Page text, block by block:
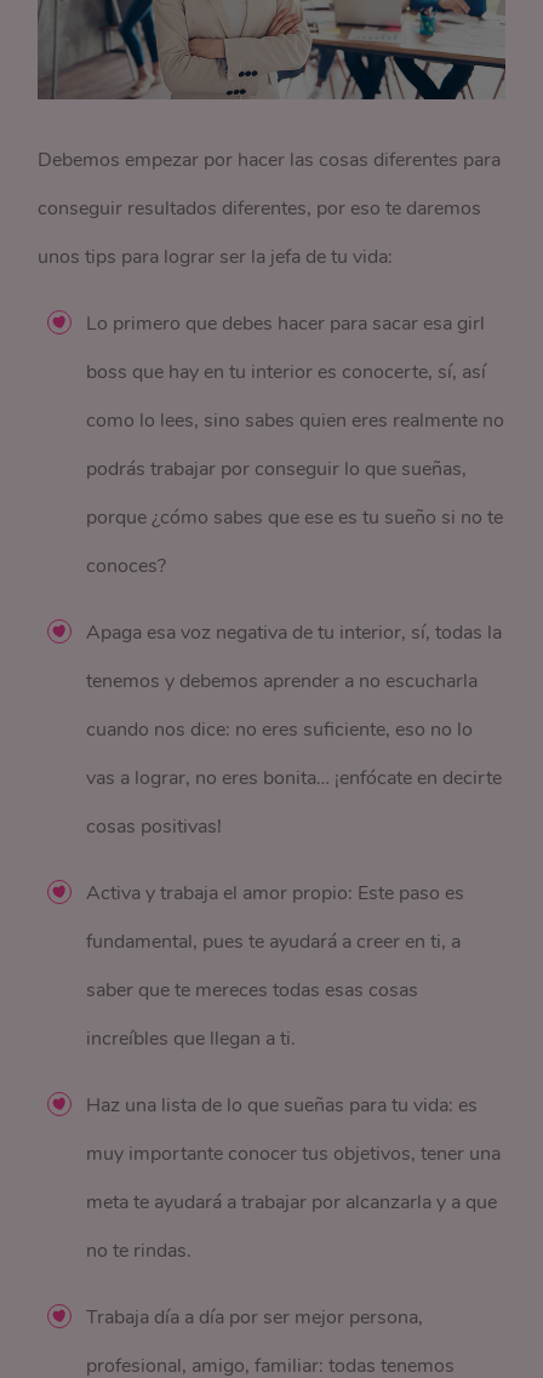
Debemos empezar por hacer las cosas diferentes para
conseguir resultados diferentes, por eso te daremos
unos tips para lograr ser la jefa de tu vida:
Lo primero que debes hacer para sacar esa girl
boss que hay en tu interior es conocerte, sí, así
como lo lees, sino sabes quien eres realmente no
podrás trabajar por conseguir lo que sueñas,
porque ¿cómo sabes que ese es tu sueño si no te
conoces?
Apaga esa voz negativa de tu interior, sí, todas la
tenemos y debemos aprender a no escucharla
cuando nos dice: no eres suficiente, eso no lo
vas a lograr, no eres bonita… ¡enfócate en decirte
cosas positivas!
Activa y trabaja el amor propio: Este paso es
fundamental, pues te ayudará a creer en ti, a
saber que te mereces todas esas cosas
increíbles que llegan a ti.
Haz una lista de lo que sueñas para tu vida: es
muy importante conocer tus objetivos, tener una
meta te ayudará a trabajar por alcanzarla y a que
no te rindas.
Trabaja día a día por ser mejor persona,
profesional, amigo, familiar: todas tenemos